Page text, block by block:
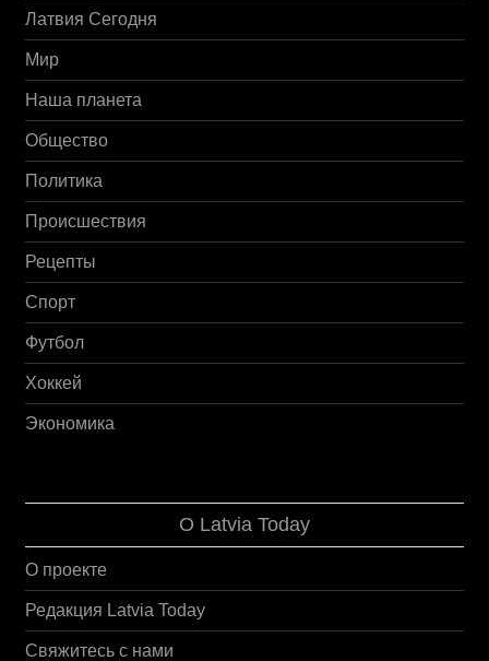
Латвия Сегодня
Мир
Наша планета
Общество
Политика
Происшествия
Рецепты
Спорт
Футбол
Хоккей
Экономика
О Latvia Today
О проекте
Редакция Latvia Today
Свяжитесь с нами